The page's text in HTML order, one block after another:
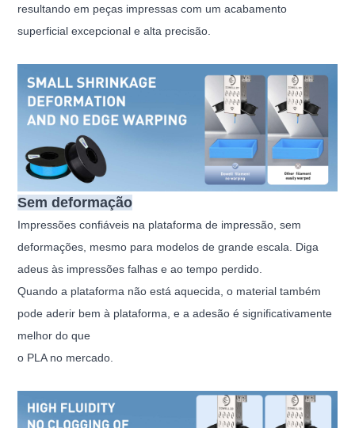
resultando em peças impressas com um acabamento
superficial excepcional e alta precisão.
Sem deformação
Impressões confiáveis ​​na plataforma de impressão, sem
deformações, mesmo para modelos de grande escala. Diga
adeus às impressões falhas e ao tempo perdido.
Quando a plataforma não está aquecida, o material também
pode aderir bem à plataforma, e a adesão é significativamente
melhor do que
o PLA no mercado.